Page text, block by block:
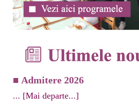
ELEVULUI
■ Admitere 2026
... [Mai departe...]